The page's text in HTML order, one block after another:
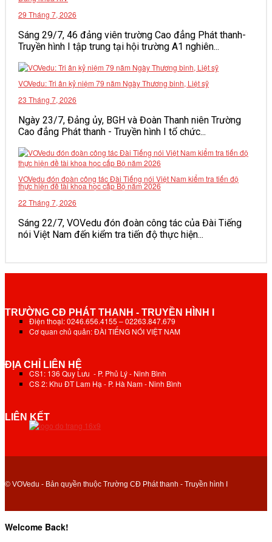
29 Tháng 7, 2026
Sáng 29/7, 46 đảng viên trường Cao đẳng Phát thanh-
Truyền hình I tập trung tại hội trường A1 nghiên...
VOVedu: Tri ân kỷ niệm 79 năm Ngày Thương binh, Liệt sỹ
23 Tháng 7, 2026
Ngày 23/7, Đảng ủy, BGH và Đoàn Thanh niên Trường
Cao đẳng Phát thanh - Truyền hình I tổ chức...
VOVedu đón đoàn công tác Đài Tiếng nói Việt Nam kiểm tra tiến độ
thực hiện đề tài khoa học cấp Bộ năm 2026
22 Tháng 7, 2026
Sáng 22/7, VOVedu đón đoàn công tác của Đài Tiếng
nói Việt Nam đến kiểm tra tiến độ thực hiện...
TRƯỜNG CĐ PHÁT THANH - TRUYỀN HÌNH I
Điện thoại: 0246.656.4155 – 02263.847.679
Cơ quan chủ quản: ĐÀI TIẾNG NÓI VIỆT NAM
ĐỊA CHỈ LIÊN HỆ
CS1: 136 Quy Lưu - P. Phủ Lý - Ninh Bình
CS 2: Khu ĐT Lam Hạ - P. Hà Nam - Ninh Bình
LIÊN KẾT
© VOVedu - Bản quyền thuộc Trường CĐ Phát thanh - Truyền hình I
Welcome Back!